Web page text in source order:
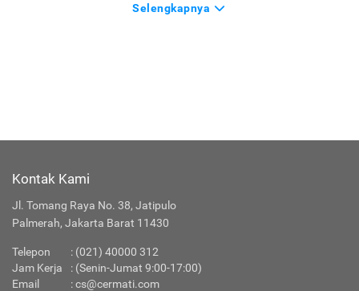
Selengkapnya
Kontak Kami
Jl. Tomang Raya No. 38, Jatipulo
Palmerah, Jakarta Barat 11430
Telepon : (021) 40000 312
Jam Kerja
: (Senin-Jumat 9:00-17:00)
Email
:cs@cermati.com